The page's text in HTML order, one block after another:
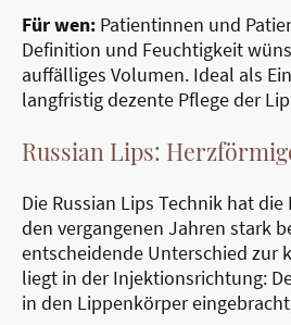
Für wen: Patientinnen und
Definition und Feuchtigkeit
auffälliges Volumen. Ideal als
langfristig dezente Pflege der
Russian Lips:
Die Russian Lips Technik hat
den vergangenen Jahren stark
entscheidende Unterschied zur
liegt in der Injektionsrichtung:
in den Lippenkörper